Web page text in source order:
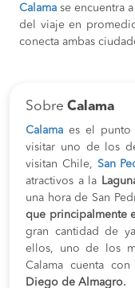
Calama se encuentra
del viaje en
conecta ambas
Sobre Calama
Calama es el punto
visitar uno de los
visitan Chile, San
atractivos a la
una hora de San
que principalmente
gran cantidad de
ellos, uno de los
Calama cuenta
Diego de Almagro.